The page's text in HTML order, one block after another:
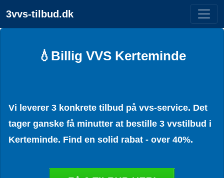
3vvs-tilbud.dk
💧Billig VVS Kerteminde
Vi leverer 3 konkrete tilbud på vvs-service. Det
tager ganske få minutter at bestille 3 vvstilbud i
Kerteminde. Find en solid rabat - over 40%.